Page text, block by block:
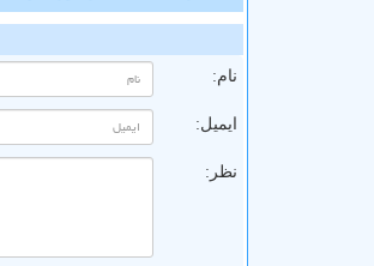
نام:
ایمیل:
نظر: